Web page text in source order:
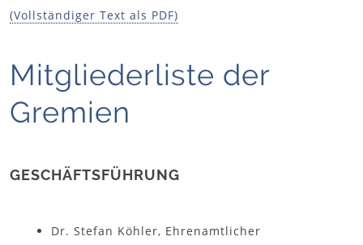
(Vollständiger Text als PDF)
Mitgliederliste der
Gremien
GESCHÄFTSFÜHRUNG
Dr. Stefan Köhler, Ehrenamtlicher